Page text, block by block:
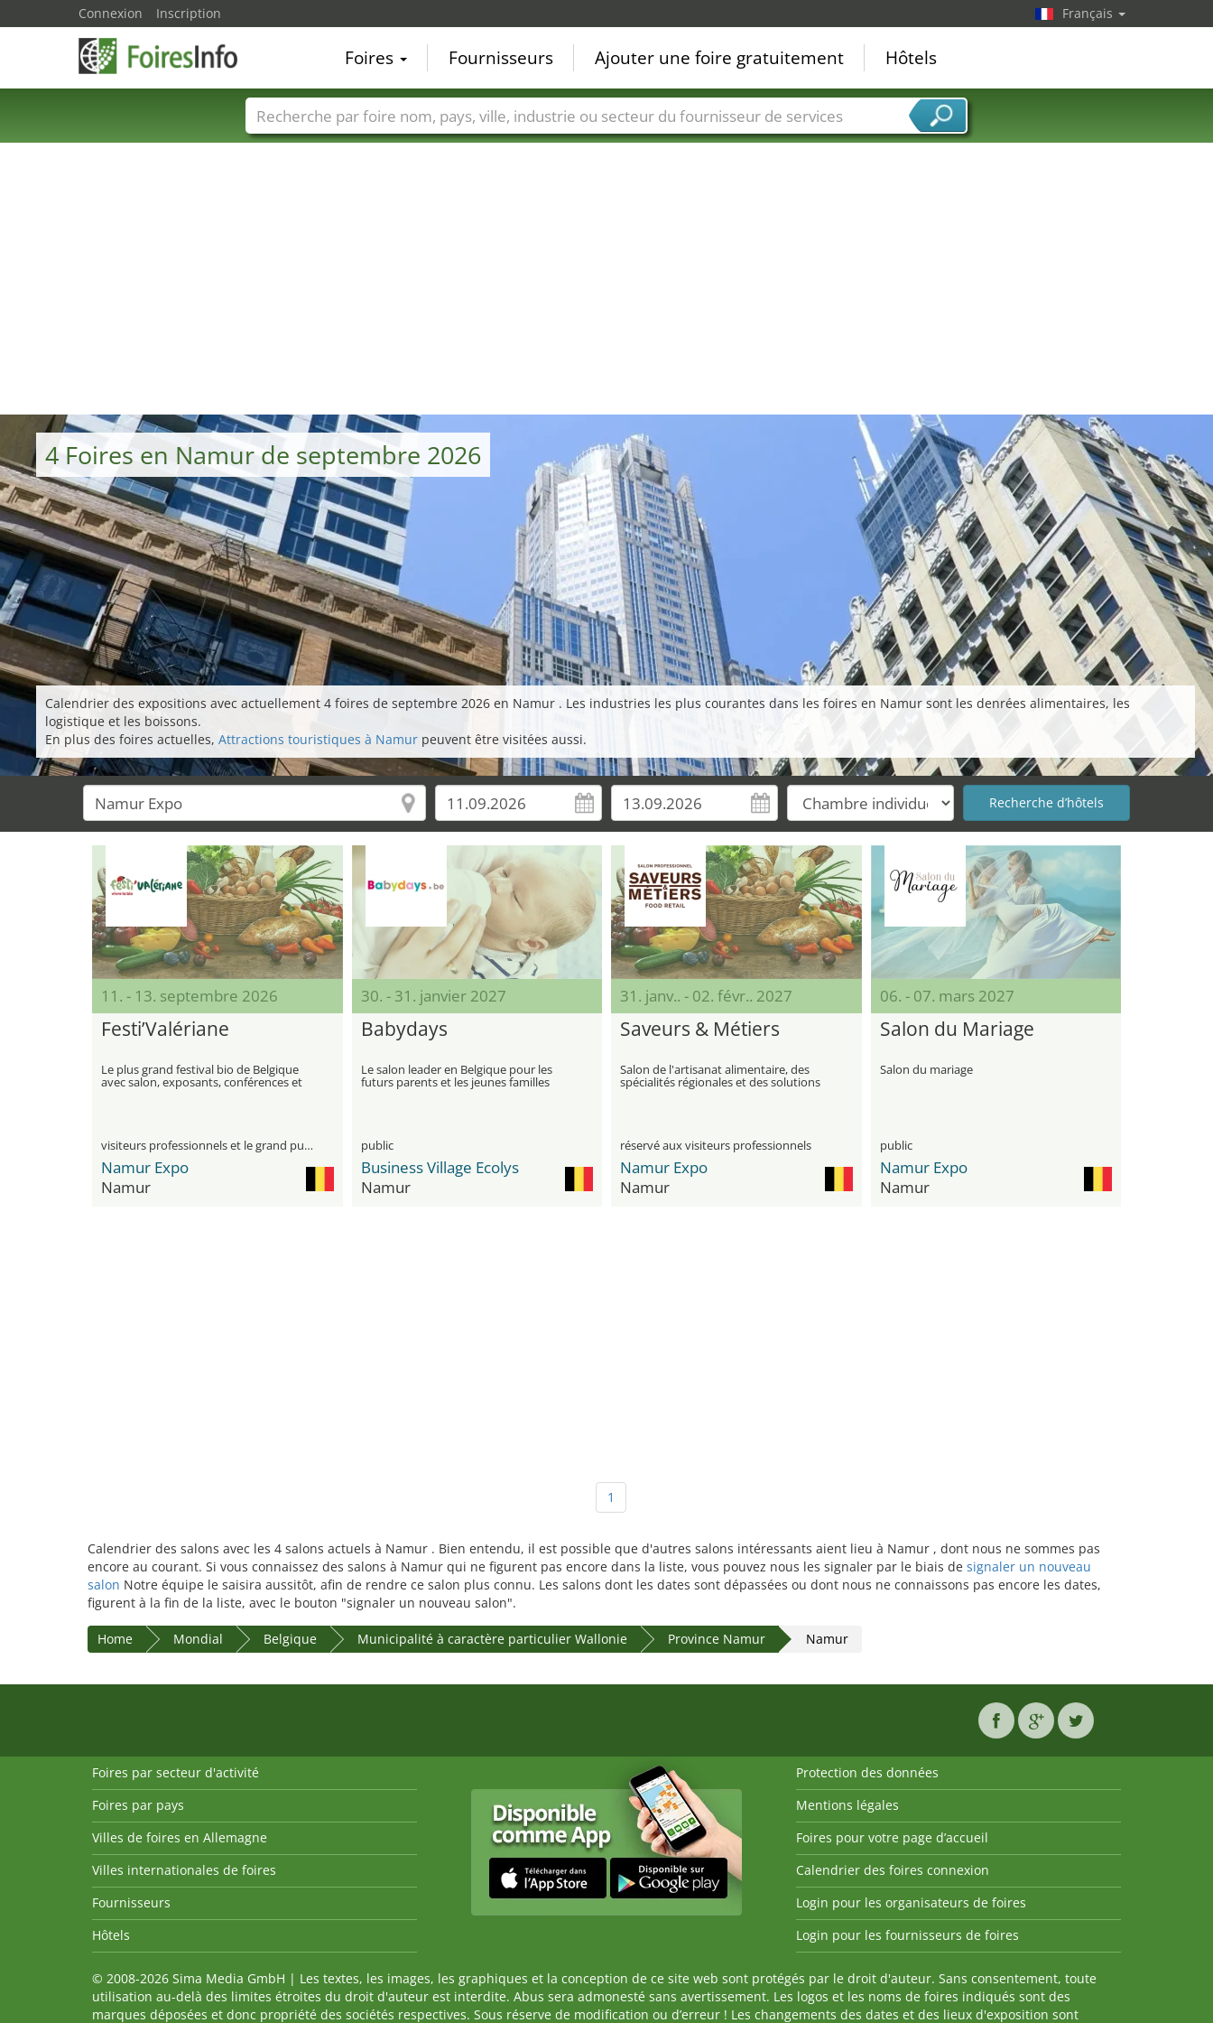
4 Foires en Namur de septembre 2026
Calendrier des expositions avec actuellement 4 foires de septembre 2026 en Namur . Les industries les plus courantes dans les foires en Namur sont les denrées alimentaires, les
logistique et les boissons.
En plus des foires actuelles, Attractions touristiques à Namur peuvent être visitées aussi.
11. - 13. septembre 2026
Festi’Valériane
Le plus grand festival bio de Belgique
avec salon, exposants, conférences et
visiteurs professionnels et le grand public
Namur Expo
Namur
30. - 31. janvier 2027
Babydays
Le salon leader en Belgique pour les
futurs parents et les jeunes familles
public
Business Village Ecolys
Namur
31. janv.. - 02. févr.. 2027
Saveurs & Métiers
Salon de l'artisanat alimentaire, des
spécialités régionales et des solutions
industrielles innovantes
réservé aux visiteurs professionnels
Namur Expo
Namur
06. - 07. mars 2027
Salon du Mariage
Salon du mariage
public
Namur Expo
Namur
1
Calendrier des salons avec les 4 salons actuels à Namur . Bien entendu, il est possible que d'autres salons intéressants aient lieu à Namur , dont nous ne sommes pas
encore au courant. Si vous connaissez des salons à Namur qui ne figurent pas encore dans la liste, vous pouvez nous les signaler par le biais de signaler un nouveau
salon Notre équipe le saisira aussitôt, afin de rendre ce salon plus connu. Les salons dont les dates sont dépassées ou dont nous ne connaissons pas encore les dates,
figurent à la fin de la liste, avec le bouton "signaler un nouveau salon".
Home Mondial Belgique Municipalité à caractère particulier Wallonie Province Namur Namur
Connexion Inscription Français
Foires Fournisseurs Ajouter une foire gratuitement Hôtels
Foire noms Pays Villes Secteurs de foire Secteurs du fournisseur de services
Foires par secteur d'activité
Foires par pays
Villes de foires en Allemagne
Villes internationales de foires
Fournisseurs
Hôtels
Protection des données
Mentions légales
Foires pour votre page d’accueil
Calendrier des foires connexion
Login pour les organisateurs de foires
Login pour les fournisseurs de foires
© 2008-2026 Sima Media GmbH | Les textes, les images, les graphiques et la conception de ce site web sont protégés par le droit d'auteur. Sans consentement, toute
utilisation au-delà des limites étroites du droit d'auteur est interdite. Abus sera admonesté sans avertissement. Les logos et les noms de foires indiqués sont des
marques déposées et donc propriété des sociétés respectives. Sous réserve de modification ou d’erreur ! Les changements des dates et des lieux d'exposition sont